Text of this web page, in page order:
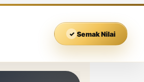
✓ Semak Nilai